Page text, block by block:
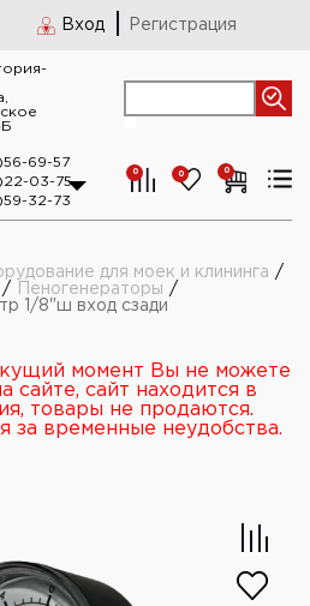
Вход Регистрация
69-57
03-75
32-73
0 0 0
для моек и клининга /
/ Пеногенераторы /
1/8"ш вход сзади
момент Вы не можете
сайте, сайт находится в
товары не продаются.
за временные неудобства.